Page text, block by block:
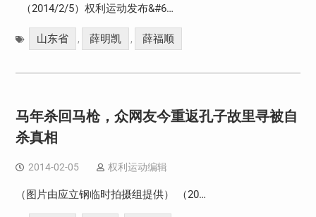
（2014/2/5）权利运动发布&#6…
山东省 , 薛明凯 , 薛福顺
马年杀回马枪，众网友今重返孔子故里寻被自
杀真相
2014-02-05 权利运动编辑
（图片由应立钢临时拍摄组提供） （20…